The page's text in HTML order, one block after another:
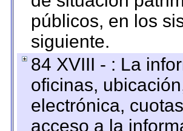
públicos, en los
siguiente.
84 XVIII - : La
oficinas,
electrónica,
acceso a la